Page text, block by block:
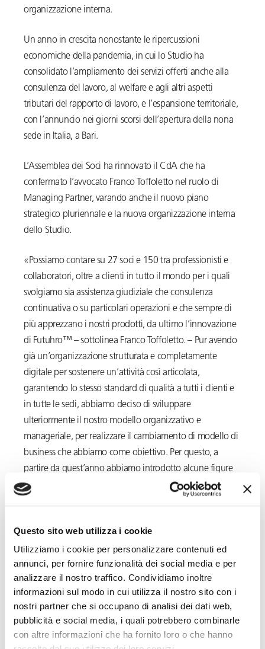
Questo sito web utilizza i cookie
Utilizziamo i cookie per personalizzare contenuti ed
annunci, per fornire funzionalità dei social media e per
analizzare il nostro traffico. Condividiamo inoltre
informazioni sul modo in cui utilizza il nostro sito con i
nostri partner che si occupano di analisi dei dati web,
pubblicità e social media, i quali potrebbero combinarle
con altre informazioni che ha fornito loro o che hanno
organizzazione interna.
Un anno in crescita nonostante le ripercussioni
economiche della pandemia, in cui lo Studio ha
consolidato l’ampliamento dei servizi offerti anche alla
consulenza del lavoro, al welfare e agli altri aspetti
tributari del rapporto di lavoro, e l’espansione territoriale,
con l’annuncio nei giorni scorsi dell’apertura della nona
sede in Italia, a Bari.
L’Assemblea dei Soci ha rinnovato il CdA che ha
confermato l’avvocato Franco Toffoletto nel ruolo di
Managing Partner, varando anche il nuovo piano
strategico pluriennale e la nuova organizzazione interna
dello Studio.
«Possiamo contare su 27 soci e 150 tra professionisti e
collaboratori, oltre a clienti in tutto il mondo per i quali
svolgiamo sia assistenza giudiziale che consulenza
continuativa o su particolari operazioni e che sempre di
più apprezzano i nostri prodotti, da ultimo l’innovazione
di Futuhro™ – sottolinea Franco Toffoletto. – Pur avendo
già un’organizzazione strutturata e completamente
digitale per sostenere un’attività così articolata,
garantendo lo stesso standard di qualità a tutti i clienti e
in tutte le sedi, abbiamo deciso di sviluppare
ulteriormente il nostro modello organizzativo e
manageriale, per realizzare il cambiamento di modello di
business che abbiamo come obiettivo. Per questo, a
partire da quest’anno abbiamo introdotto alcune figure
chiave, ed altre ne introdurremo, ed abbiamo delineato
La prima novità riguarda la creazione della Divisione
Consulenza del Lavoro, guidata dal partner dottor
Roberto Corno, entrato all’inizio del 2020 con
l’integrazione del suo studio e del suo team. In questa
divisione rientrano tutte le risorse dedicate alle attività
professionali e lo sviluppo del software Futuhro™, il